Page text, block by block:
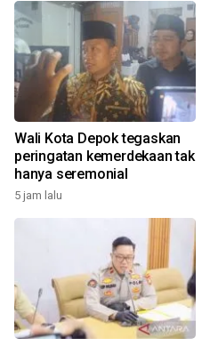
Wali Kota Depok tegaskan
peringatan kemerdekaan tak
hanya seremonial
5 jam lalu